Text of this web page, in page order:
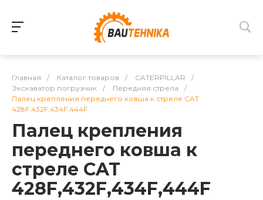
Главная / Каталог товаров / CATERPILLAR
/
Экскаватор погрузчик
/ Передняя стрела
/
Палец крепления переднего ковша к стреле CAT
428F,432F,434F,444F
Палец крепления
переднего ковша к
стреле CAT
428F,432F,434F,444F